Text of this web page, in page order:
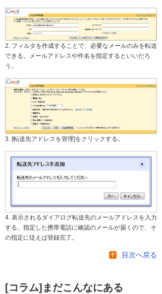
2. フィルタを作成することで、必要なメールのみを転送
できる。メールアドレスや件名を指定するといいだろ
う。
3. [転送先アドレスを管理]をクリックする。
4. 表示されるダイアログ転送先のメールアドレスを入力
する。指定した携帯電話に確認のメールが届くので、そ
の指定に従えば登録完了。
目次へ戻る
[コラム]まだこんなにある